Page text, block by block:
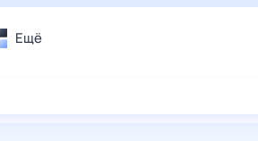
Ещё